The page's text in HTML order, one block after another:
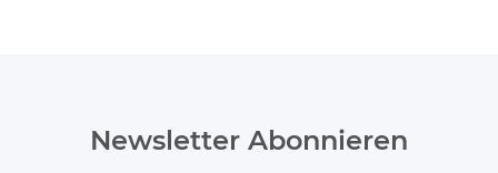
Newsletter Abonnieren